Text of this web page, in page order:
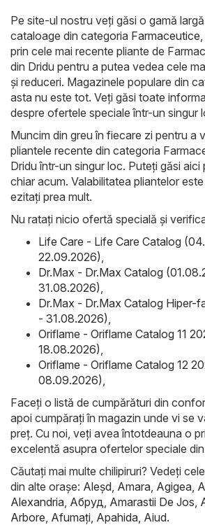
Pe site-ul nostru veți găsi o gamă
cataloage din categoria
prin cele mai recente pliante de
din Dridu pentru a putea vedea cele
și reduceri. Magazinele populare din
asta nu este tot. Veți găsi toate
despre ofertele speciale într-un singur
Muncim din greu în fiecare zi pentru a
pliantele recente din categoria
Dridu într-un singur loc. Puteți găsi aici
chiar acum. Valabilitatea pliantelor
ezitați prea mult.
Nu ratați nicio ofertă specială și
Life Care - Life Care Catalog
22.09.2026)
Dr.Max - Dr.Max Catalog
31.08.2026)
Dr.Max - Dr.Max Catalog Hiper-
- 31.08.2026)
Oriflame - Oriflame Catalog 11
18.08.2026)
Oriflame - Oriflame Catalog 12
08.09.2026)
Faceți o listă de cumpărături din
apoi cumpărați în magazin unde vi se
preț. Cu noi, veți avea întotdeauna o
excelentă asupra ofertelor speciale
Căutați mai multe chilipiruri? Vedeți
din alte orașe: Aleşd Amara Agigea
Alexandria Абруд Amarastii De Jos
Arbore Afumaţi Apahida Aiud.